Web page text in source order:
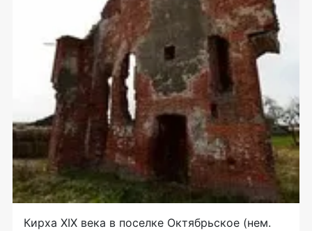
Кирха ХIХ века в поселке Октябрьское (нем.